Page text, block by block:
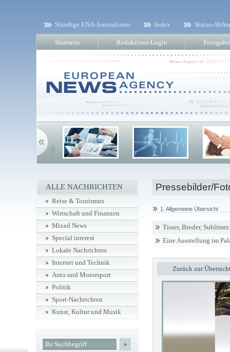
Ständige ENA-Journalisten Index Status-
Startseite Redaktions-Login
Pressebilder/
1. Allgemeine Übersicht
Tisser, Broder,
Eine Ausstellung im
Zurück zur
ALLE NACHRICHTEN
Reise & Tourismus
Wirtschaft und Finanzen
Mixed News
Special interest
Lokale Nachrichten
Internet und Technik
Auto und Motorsport
Politik
Sport-Nachrichten
Kunst, Kultur und Musik
»